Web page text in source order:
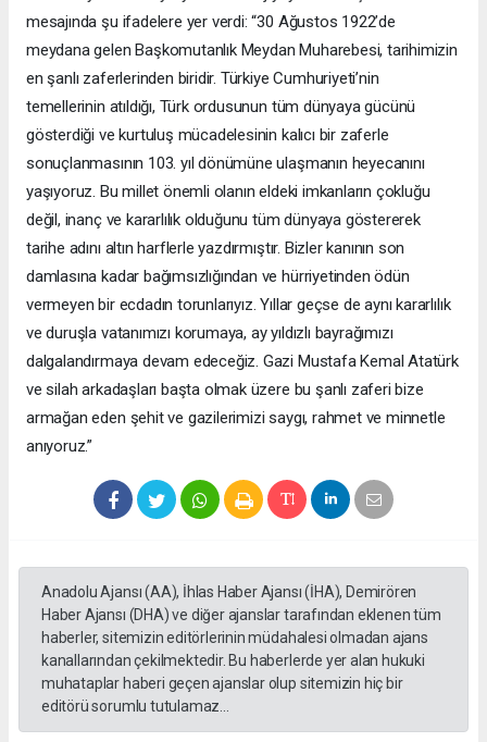
mesajında şu ifadelere yer verdi: “30 Ağustos 1922’de
meydana gelen Başkomutanlık Meydan Muharebesi, tarihimizin
en şanlı zaferlerinden biridir. Türkiye Cumhuriyeti’nin
temellerinin atıldığı, Türk ordusunun tüm dünyaya gücünü
gösterdiği ve kurtuluş mücadelesinin kalıcı bir zaferle
sonuçlanmasının 103. yıl dönümüne ulaşmanın heyecanını
yaşıyoruz. Bu millet önemli olanın eldeki imkanların çokluğu
değil, inanç ve kararlılık olduğunu tüm dünyaya göstererek
tarihe adını altın harflerle yazdırmıştır. Bizler kanının son
damlasına kadar bağımsızlığından ve hürriyetinden ödün
vermeyen bir ecdadın torunlarıyız. Yıllar geçse de aynı kararlılık
ve duruşla vatanımızı korumaya, ay yıldızlı bayrağımızı
dalgalandırmaya devam edeceğiz. Gazi Mustafa Kemal Atatürk
ve silah arkadaşları başta olmak üzere bu şanlı zaferi bize
armağan eden şehit ve gazilerimizi saygı, rahmet ve minnetle
anıyoruz.”
Anadolu Ajansı (AA), İhlas Haber Ajansı (İHA), Demirören
Haber Ajansı (DHA) ve diğer ajanslar tarafından eklenen tüm
haberler, sitemizin editörlerinin müdahalesi olmadan ajans
kanallarından çekilmektedir. Bu haberlerde yer alan hukuki
muhataplar haberi geçen ajanslar olup sitemizin hiç bir
editörü sorumlu tutulamaz...